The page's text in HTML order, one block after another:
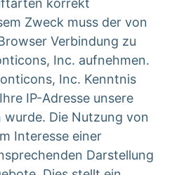
korrekt
Zweck muss der von
Verbindung zu
Inc. aufnehmen.
Inc. Kenntnis
IP-Adresse unsere
wurde. Die Nutzung von
Interesse einer
Darstellung